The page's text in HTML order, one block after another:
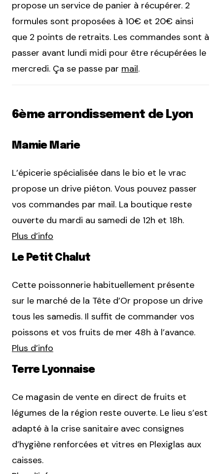
propose un service de panier à récupérer. 2
formules sont proposées à 10€ et 20€ ainsi
que 2 points de retraits. Les commandes sont à
passer avant lundi midi pour être récupérées le
mercredi. Ça se passe par mail.
6ème arrondissement de Lyon
Mamie Marie
L’épicerie spécialisée dans le bio et le vrac
propose un drive piéton. Vous pouvez passer
vos commandes par mail. La boutique reste
ouverte du mardi au samedi de 12h et 18h.
Plus d’info
Le Petit Chalut
Cette poissonnerie habituellement présente
sur le marché de la Tête d’Or propose un drive
tous les samedis. Il suffit de commander vos
poissons et vos fruits de mer 48h à l’avance.
Plus d’info
Terre Lyonnaise
Ce magasin de vente en direct de fruits et
légumes de la région reste ouverte. Le lieu s’est
adapté à la crise sanitaire avec consignes
d’hygiène renforcées et vitres en Plexiglas aux
caisses.